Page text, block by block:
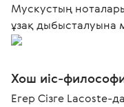
Мускустың
ұзақ дыбысталуына
Хош иіс-
Егер Сізге Laсoste-